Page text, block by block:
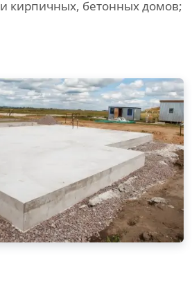
кирпичных, бетонных домов;